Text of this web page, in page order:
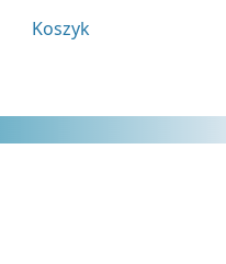
Koszyk